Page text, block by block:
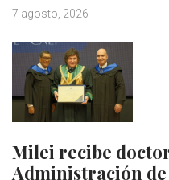
7 agosto, 2026
Milei recibe
Administración